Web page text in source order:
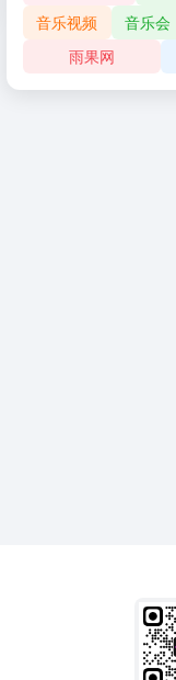
音乐视频
音乐会
雨果网